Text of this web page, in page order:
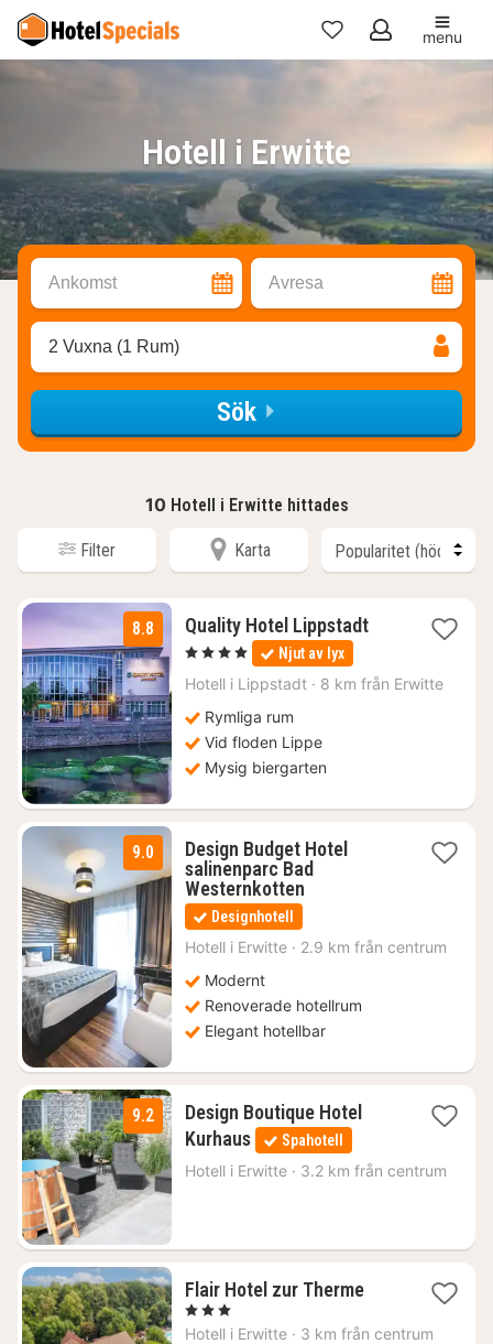
Mina
menu
Hotell i Erwitte
Ankomst Avresa
2 Vuxna (1 Rum)
Sök
10 Hotell i Erwitte hittades
Filter Karta
8.8 Quality Hotel Lippstadt2
807
, 4 Stjärnor Njut av lyx
Hotell i Lippstadt · 8 km från Erwitte
Rymliga rum
Vid floden Lippe
Mysig biergarten
9.0
Design Budget Hotel
salinenparc Bad
Westernkotten1
1328
Designhotell
Hotell i Erwitte · 2.9 km från centrum
Modernt
Renoverade hotellrum
Elegant hotellbar
9.2
Design Boutique Hotel
Kurhaus1
natt
från
Spahotell
Hotell i Erwitte · 3.2 km från centrum
Flair Hotel zur Therme1
från
, 3 Stjärnor
Hotell i Erwitte · 3 km från centrum